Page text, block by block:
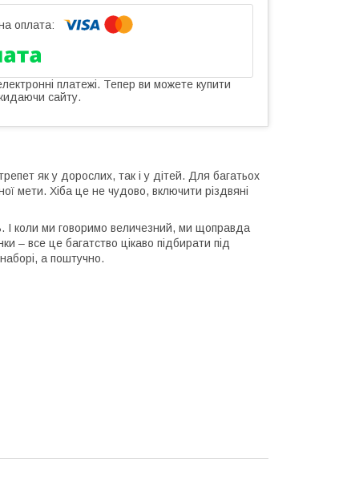
платежі. Тепер ви можете купити
сайту.
як у дорослих, так і у дітей. Для багатьох
мети. Хіба це не чудово, включити різдвяні
І коли ми говоримо величезний, ми щоправда
– все це багатство цікаво підбирати під
а поштучно.